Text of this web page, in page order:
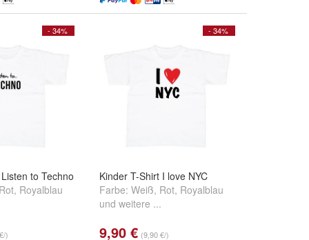
- 34%
to Techno
Rot, Royalblau
)
- 34%
Kinder T-Shirt I love NYC
Farbe: Weiß, Rot, Royalblau
und weitere ...
9,90 € (9,90 €/)